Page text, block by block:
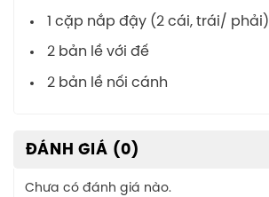
1 cặp nắp đậy (2 cái, trái/ phải)
2 bản lề với đế
2 bản lề nối cánh
ĐÁNH GIÁ (0)
Chưa có đánh giá nào.